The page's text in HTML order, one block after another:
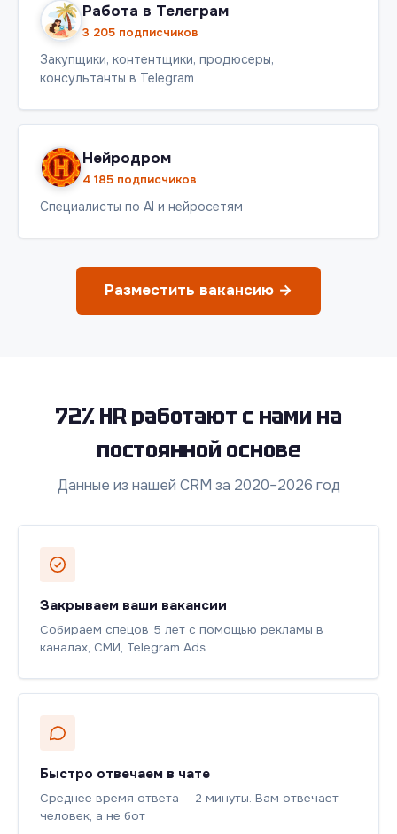
Работа в Телеграм
3 205 подписчиков
Закупщики, контентщики, продюсеры,
консультанты в Telegram
Нейродром
4 185 подписчиков
Специалисты по AI и нейросетям
Разместить вакансию →
72% HR работают с нами на
постоянной основе
Данные из нашей CRM за 2020–2026 год
Закрываем ваши вакансии
Собираем спецов 5 лет с помощью рекламы в
каналах, СМИ, Telegram Ads
Быстро отвечаем в чате
Среднее время ответа — 2 минуты. Вам отвечает
человек, а не бот